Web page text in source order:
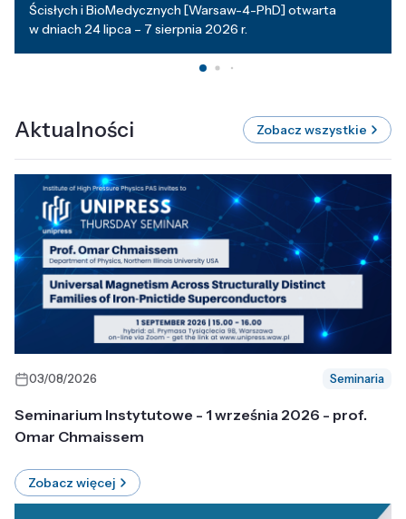
Ścisłych i BioMedycznych [Warsaw-4-PhD] otwarta
w dniach 24 lipca – 7 sierpnia 2026 r.
Aktualności Zobacz wszystkie
03/08/2026 Seminaria
Seminarium Instytutowe - 1 września 2026 - prof.
Omar Chmaissem
Zobacz więcej